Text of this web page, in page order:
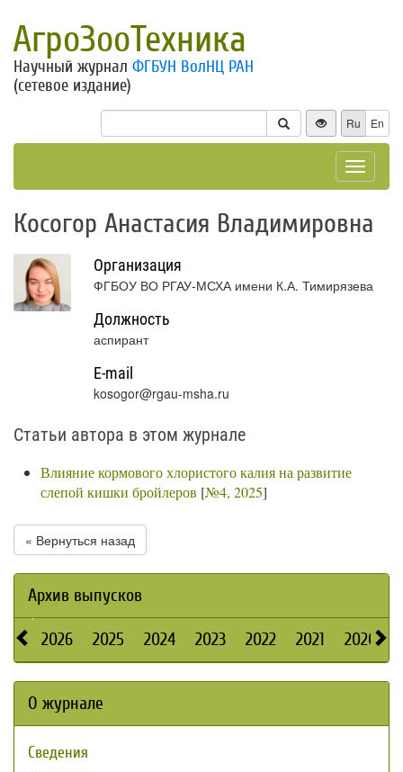
АгроЗооТехника
Научный журнал ФГБУН ВолНЦ РАН
(сетевое издание)
Ru En
Toggle
Косогор Анастасия Владимировна
Организация
ФГБОУ ВО РГАУ-МСХА имени К.А. Тимирязева
Должность
аспирант
E-mail
kosogor@rgau-msha.ru
Статьи автора в этом журнале
Влияние кормового хлористого калия на развитие
слепой кишки бройлеров [№4, 2025]
« Вернуться назад
Архив выпусков
2026 2025 2024 2023 2022 2021 2020
О журнале
Сведения